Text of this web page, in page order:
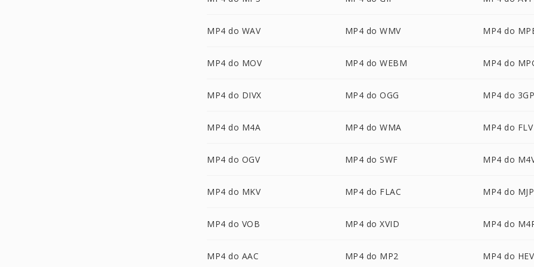
MP4 do WAV MP4 do WMV MP4 do
MP4 do MOV MP4 do WEBM MP4 do
MP4 do DIVX MP4 do OGG MP4 do 3GP
MP4 do M4A MP4 do WMA MP4 do FLV
MP4 do OGV MP4 do SWF MP4 do
MP4 do MKV MP4 do FLAC MP4 do
MP4 do VOB MP4 do XVID MP4 do
MP4 do AAC MP4 do MP2 MP4 do